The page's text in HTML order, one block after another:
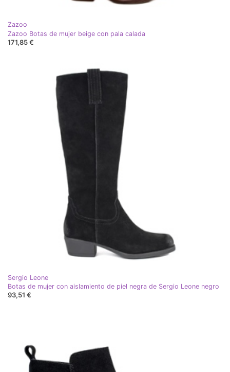
Zazoo
Zazoo Botas de mujer beige con pala calada
171,85 €
Sergio Leone
Botas de mujer con aislamiento de piel negra de Sergio Leone negro
93,51 €